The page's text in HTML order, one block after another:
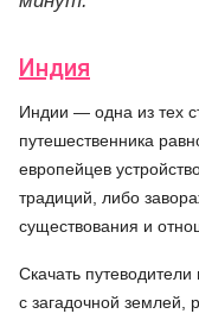
Индия
Индии — одна из тех
путешественника
европейцев
традиций, либо
существования и
Скачать
с загадочной землей,